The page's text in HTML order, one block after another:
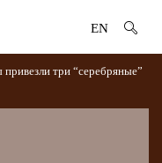
EN
три “серебряные”